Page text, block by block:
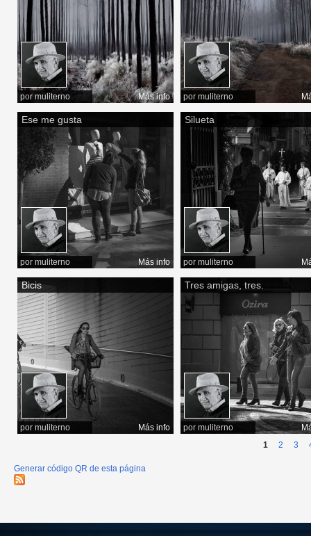
por muliterno Más info por muliterno
Ese me gusta
por muliterno Más info
Silueta
por muliterno
Bicis
por muliterno Más info
Tres amigas, tres.
por muliterno
1 2 3
Generar código QR de esta página